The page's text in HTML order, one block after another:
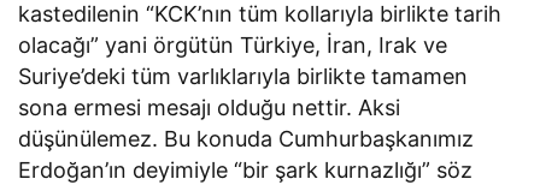
kastedilenin “KCK’nın tüm kollarıyla birlikte tarih
olacağı” yani örgütün Türkiye, İran, Irak ve
Suriye’deki tüm varlıklarıyla birlikte tamamen
sona ermesi mesajı olduğu nettir. Aksi
düşünülemez. Bu konuda Cumhurbaşkanımız
Erdoğan’ın deyimiyle “bir şark kurnazlığı” söz